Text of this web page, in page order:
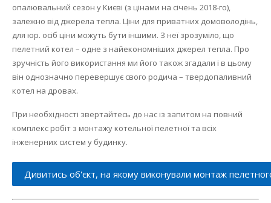
опалювальний сезон у Києві (з цінами на січень 2018-го),
залежно від джерела тепла. Ціни для приватних домоволодінь,
для юр. осіб ціни можуть бути іншими. З неї зрозуміло, що
пелетний котел – одне з найекономніших джерел тепла. Про
зручність його використання ми його також згадали і в цьому
він однозначно перевершує свого родича – твердопаливний
котел на дровах.
При необхідності звертайтесь до нас із запитом на повний
комплекс робіт з монтажу котельної пелетної та всіх
інженерних систем у будинку.
Дивитись об'єкт, на якому виконували монтаж